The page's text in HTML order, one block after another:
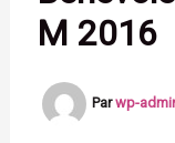
M 2016
Parwp-